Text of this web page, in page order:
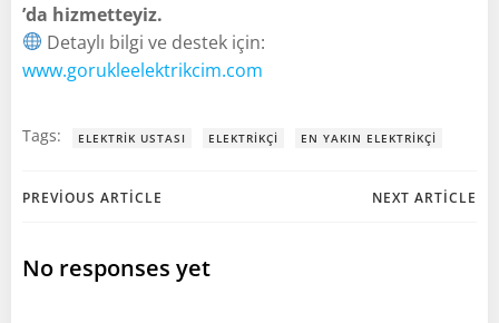
’da hizmetteyiz.
Detaylı bilgi ve destek için:
www.gorukleelektrikcim.com
Tags: ELEKTRIK USTASI ELEKTRIKÇI EN YAKIN ELEKTRIKÇI
Post
navigation
PREVIOUS ARTICLE NEXT ARTICLE
No responses yet